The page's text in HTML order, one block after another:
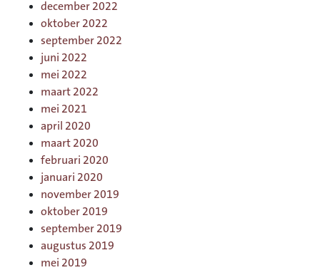
december 2022
oktober 2022
september 2022
juni 2022
mei 2022
maart 2022
mei 2021
april 2020
maart 2020
februari 2020
januari 2020
november 2019
oktober 2019
september 2019
augustus 2019
mei 2019